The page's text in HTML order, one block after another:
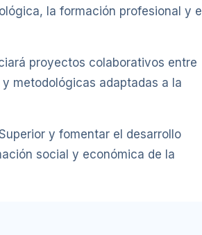
la formación profesional y el
proyectos colaborativos entre
metodológicas adaptadas a la
y fomentar el desarrollo
social y económica de la